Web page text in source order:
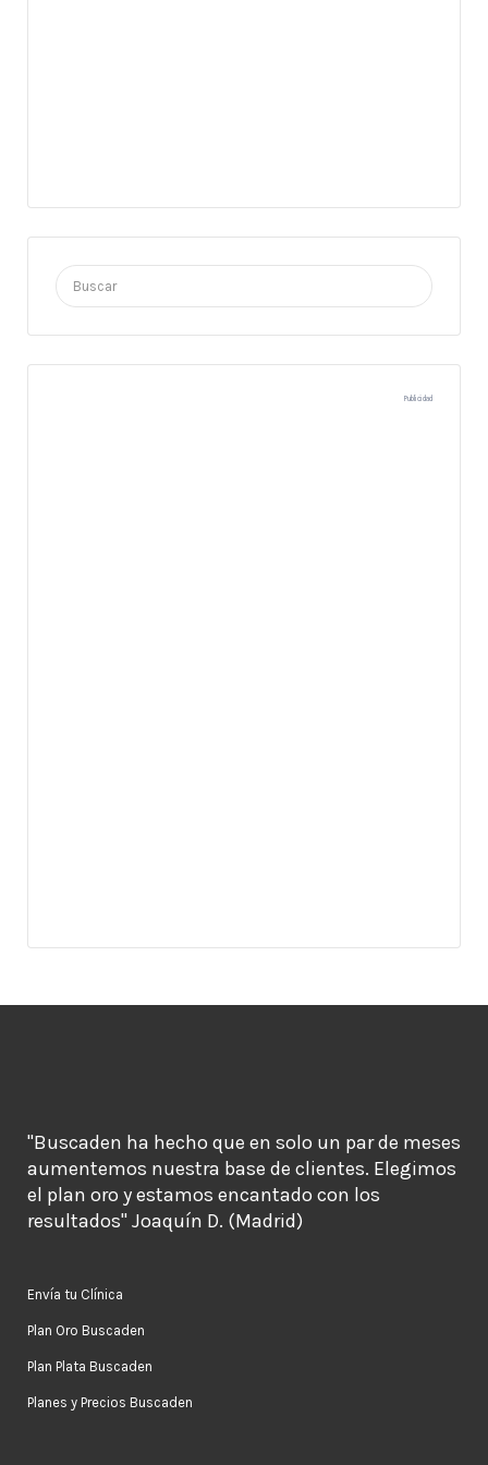
Buscar
por:
Publicidad
"Buscaden ha hecho que en solo un par de meses
aumentemos nuestra base de clientes. Elegimos
el plan oro y estamos encantado con los
resultados" Joaquín D. (Madrid)
Envía tu Clínica
Plan Oro Buscaden
Plan Plata Buscaden
Planes y Precios Buscaden